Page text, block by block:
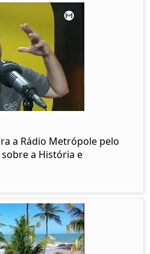
a Rádio Metrópole pelo
a História e